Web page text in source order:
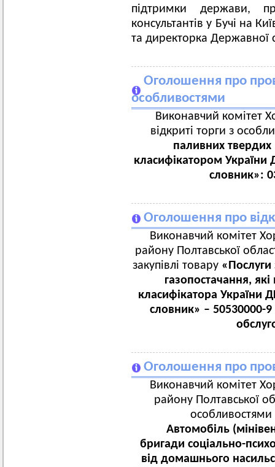
підтримки держави,
консультантів у Бучі на
та директорка Державної
Оголошення про
особливостями
Виконавчий комітет
відкриті торги з
паливних
класифікатором України
словник»:
Оголошення про
Виконавчий комітет
району Полтавської
закупівлі товару «Послуги
газопостачання,
класифікатора України
словник» – 50530000-9
Оголошення про
Виконавчий комітет
району Полтавської
особливостями
Автомобіль
бригади соціально-
від домашнього